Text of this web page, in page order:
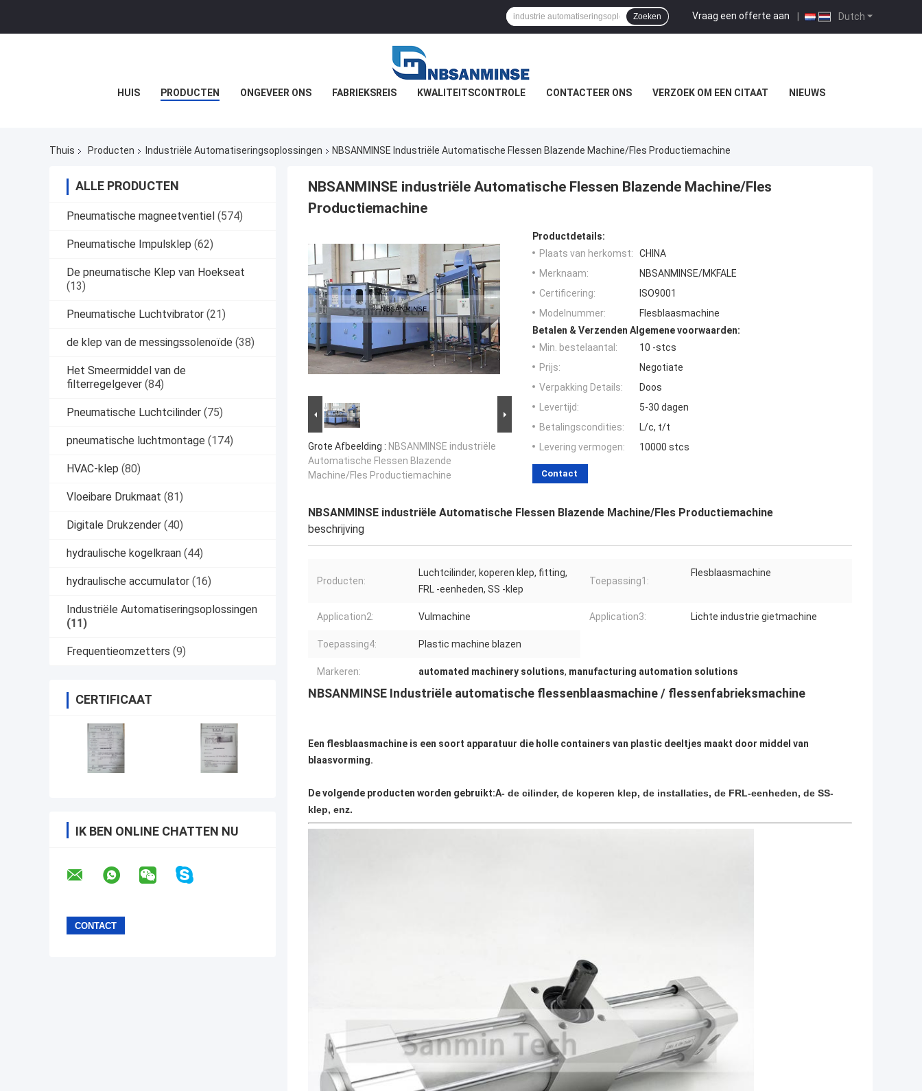
Dutch
Vraag een offerte aan |
Zoeken
HUIS PRODUCTEN ONGEVEER ONS FABRIEKSREIS KWALITEITSCONTROLE CONTACTEER ONS VERZOEK OM EEN CITAAT NIEUWS
Thuis Producten Industriële Automatiseringsoplossingen NBSANMINSE Industriële Automatische Flessen Blazende Machine/Fles Productiemachine
ALLE PRODUCTEN
Pneumatische magneetventiel (574)
Pneumatische Impulsklep (62)
De pneumatische Klep van Hoekseat
(13)
Pneumatische Luchtvibrator (21)
de klep van de messingssolenoïde (38)
Het Smeermiddel van de
filterregelgever (84)
Pneumatische Luchtcilinder (75)
pneumatische luchtmontage (174)
HVAC-klep (80)
Vloeibare Drukmaat (81)
Digitale Drukzender (40)
hydraulische kogelkraan (44)
hydraulische accumulator (16)
Industriële Automatiseringsoplossingen
(11)
Frequentieomzetters (9)
CERTIFICAAT
IK BEN ONLINE CHATTEN NU
NBSANMINSE industriële Automatische Flessen Blazende Machine/Fles
Productiemachine
Grote Afbeelding : NBSANMINSE industriële
Automatische Flessen Blazende
Machine/Fles Productiemachine
Productdetails:
Plaats van herkomst:
CHINA
Merknaam:
NBSANMINSE/MKFALE
Certificering:
ISO9001
Modelnummer:
Flesblaasmachine
Betalen & Verzenden Algemene voorwaarden:
Min. bestelaantal:
10 -stcs
Prijs:
Negotiate
Verpakking Details:
Doos
Levertijd:
5-30 dagen
Betalingscondities:
L/c, t/t
Levering vermogen:
10000 stcs
Contact
NBSANMINSE industriële Automatische Flessen Blazende Machine/Fles Productiemachine
beschrijving
Producten:
Luchtcilinder, koperen klep, fitting,
FRL -eenheden, SS -klep
Toepassing1:
Flesblaasmachine
Application2: Vulmachine Application3: Lichte industrie gietmachine
Toepassing4: Plastic machine blazen
Markeren: automated machinery solutions, manufacturing automation solutions
NBSANMINSE Industriële automatische flessenblaasmachine / flessenfabrieksmachine
Een flesblaasmachine is een soort apparatuur die holle containers van plastic deeltjes maakt door middel van
blaasvorming.
De volgende producten worden gebruikt:A- de cilinder, de koperen klep, de installaties, de FRL-eenheden, de SS-
klep, enz.